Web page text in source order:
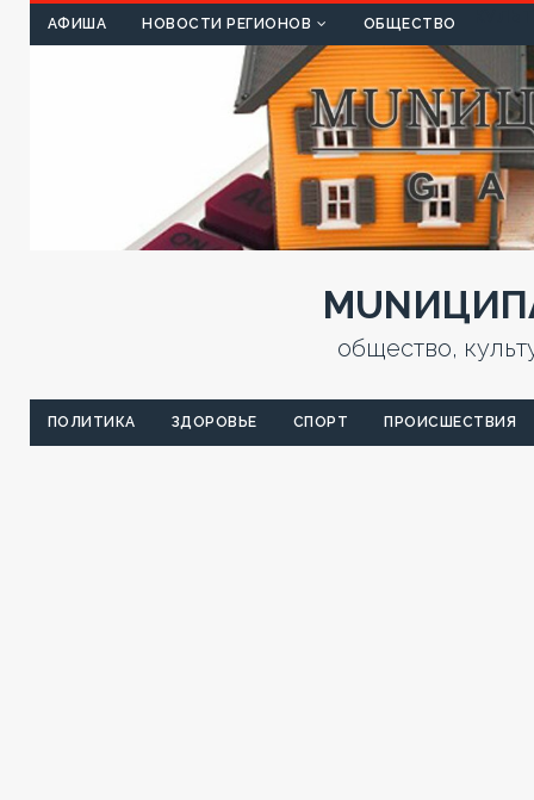
АФИША НОВОСТИ РЕГИОНОВ ОБЩЕСТВО
общество,
ПОЛИТИКА ЗДОРОВЬЕ СПОРТ ПРОИСШЕСТВИЯ